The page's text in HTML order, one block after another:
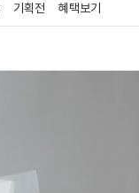
기획전 혜택보기